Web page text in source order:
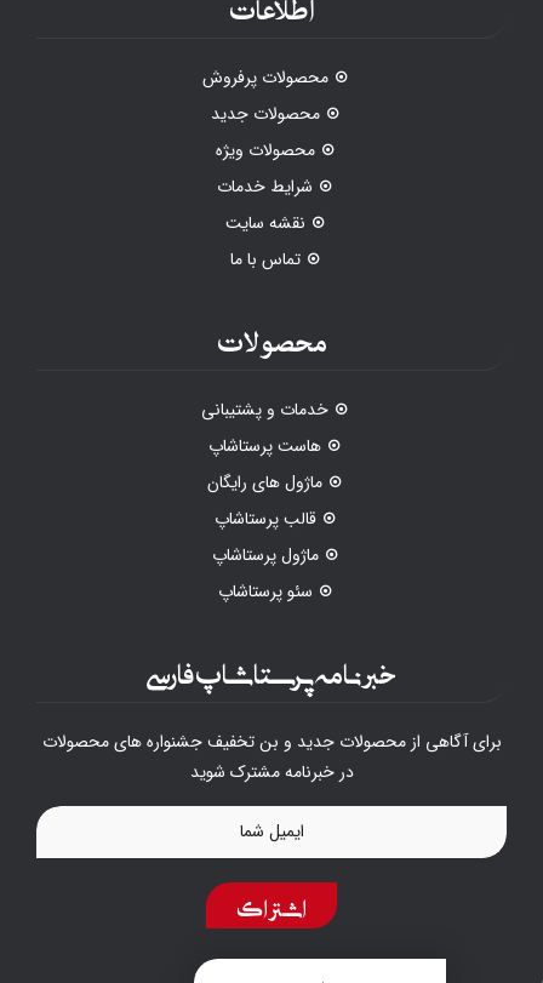
محصولات پرفروش
محصولات جدید
محصولات ویژه
شرایط خدمات
نقشه سایت
تماس با ما
محصولات
خدمات و پشتیبانی
هاست پرستاشاپ
ماژول های رایگان
قالب پرستاشاپ
ماژول پرستاشاپ
سئو پرستاشاپ
خبرنامه پرستاشاپ فارسی
برای آگاهی از محصولات جدید و بن تخفیف جشنواره های محصولات
در خبرنامه مشترک شوید
اشتراک